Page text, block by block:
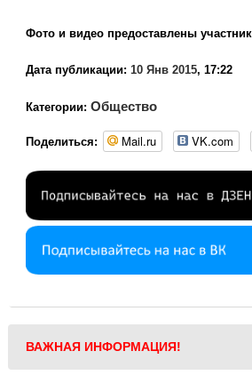
Фото и видео предоставлены
Дата публикации: 10 Янв 2015, 17:22
Категории: Общество
Поделиться: Mail.ru VK.com
ВАЖНАЯ ИНФОРМАЦИЯ!